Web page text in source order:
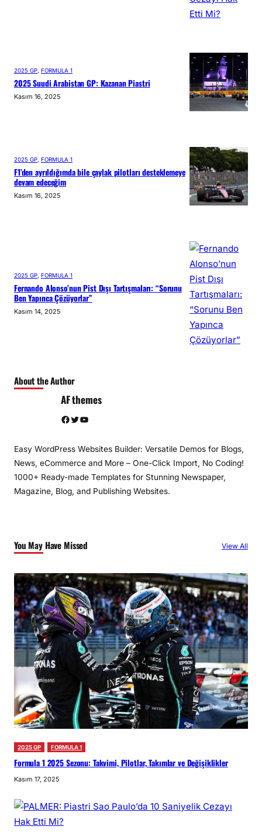
2025 GP FORMULA 1
2025 Suudi Arabistan GP: Kazanan Piastri
Kasım 16, 2025
2025 GP FORMULA 1
F1’den ayrıldığımda bile çaylak pilotları desteklemeye
devam edeceğim
Kasım 16, 2025
2025 GP FORMULA 1
Fernando Alonso’nun Pist Dışı Tartışmaları: “Sorunu
Ben Yapınca Çözüyorlar”
Kasım 14, 2025
About the Author
AF themes
Facebook Twitter YouTube
Easy WordPress Websites Builder: Versatile Demos for Blogs,
News, eCommerce and More – One-Click Import, No Coding!
1000+ Ready-made Templates for Stunning Newspaper,
Magazine, Blog, and Publishing Websites.
You May Have Missed View All
2025 GP FORMULA 1
Formula 1 2025 Sezonu: Takvimi, Pilotlar, Takımlar ve Değişiklikler
Kasım 17, 2025